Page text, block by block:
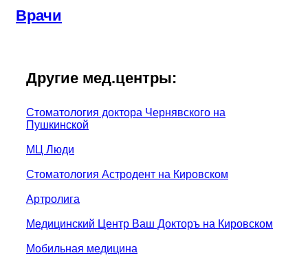
Врачи
Другие мед.центры:
Стоматология доктора Чернявского на
Пушкинской
МЦ Люди
Стоматология Астродент на Кировском
Артролига
Медицинский Центр Ваш Докторъ на Кировском
Мобильная медицина